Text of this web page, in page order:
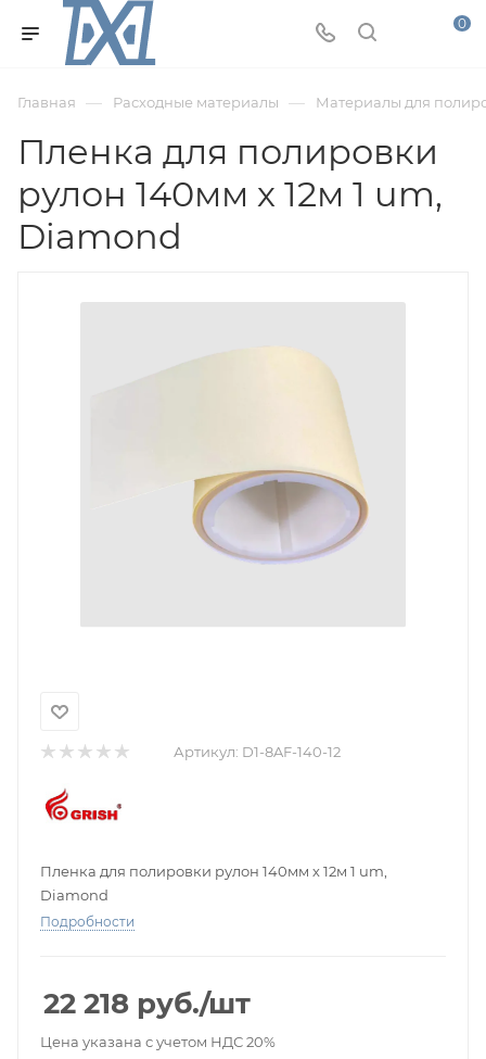
0
Главная — Расходные материалы — Материалы для
Пленка для полировки
рулон 140мм х 12м 1 um,
Diamond
Артикул: D1-8AF-140-12
Пленка для полировки рулон 140мм х 12м 1 um,
Diamond
Подробности
22 218 руб./шт
Цена указана с учетом НДС 20%